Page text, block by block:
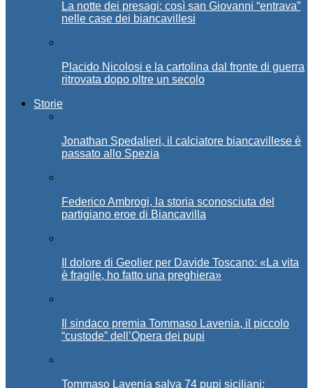
La notte dei presagi: così san Giovanni “entrava”
nelle case dei biancavillesi
Placido Nicolosi e la cartolina dal fronte di guerra
ritrovata dopo oltre un secolo
Storie
Jonathan Spedalieri, il calciatore biancavillese è
passato allo Spezia
Federico Ambrogi, la storia sconosciuta del
partigiano eroe di Biancavilla
Il dolore di Geolier per Davide Toscano: «La vita
è fragile, ho fatto una preghiera»
Il sindaco premia Tommaso Lavenia, il piccolo
“custode” dell’Opera dei pupi
Tommaso Lavenia salva 74 pupi siciliani: